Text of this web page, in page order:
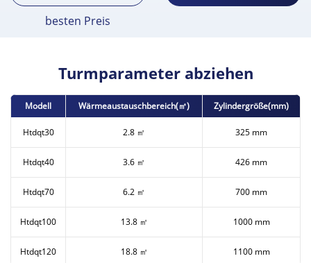
besten Preis
Turmparameter abziehen
Modell Wärmeaustauschbereich(㎡) Zylindergröße(mm)
Htdqt30 2.8 ㎡ 325 mm
Htdqt40 3.6 ㎡ 426 mm
Htdqt70 6.2 ㎡ 700 mm
Htdqt100 13.8 ㎡ 1000 mm
Htdqt120 18.8 ㎡ 1100 mm